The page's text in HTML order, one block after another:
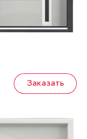
Заказать